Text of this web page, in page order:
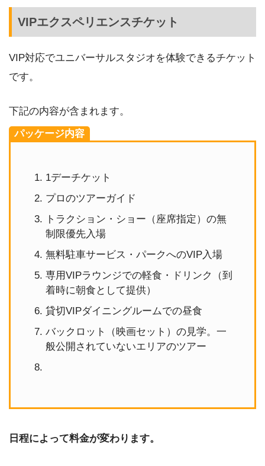
VIPエクスペリエンスチケット
VIP対応でユニバーサルスタジオを体験できるチケット
です。
下記の内容が含まれます。
パッケージ内容
1デーチケット
プロのツアーガイド
トラクション・ショー（座席指定）の無
制限優先入場
無料駐車サービス・パークへのVIP入場
専用VIPラウンジでの軽食・ドリンク（到
着時に朝食として提供）
貸切VIPダイニングルームでの昼食
バックロット（映画セット）の見学。一
般公開されていないエリアのツアー
日程によって料金が変わります。